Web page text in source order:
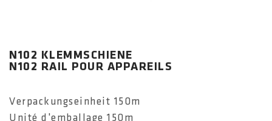
N102 KLEMMSCHIENE
N102 RAIL POUR APPAREILS
Verpackungseinheit 150m
Unité d'emballage 150m